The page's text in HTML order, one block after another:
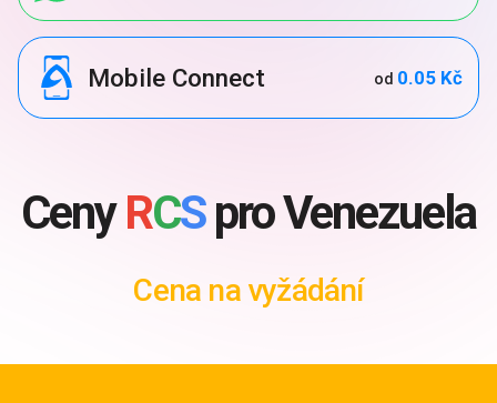
Mobile Connect od 0.05 Kč
CenyRCSpro Venezuela
Cena na vyžádání